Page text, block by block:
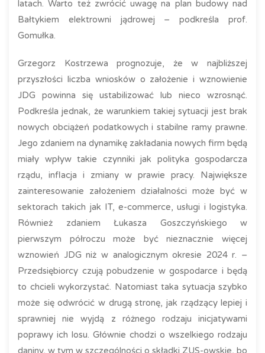
latach. Warto też zwrócić uwagę na plan budowy nad
Bałtykiem elektrowni jądrowej – podkreśla prof.
Gomułka.
Grzegorz Kostrzewa prognozuje, że w najbliższej
przyszłości liczba wniosków o założenie i wznowienie
JDG powinna się ustabilizować lub nieco wzrosnąć.
Podkreśla jednak, że warunkiem takiej sytuacji jest brak
nowych obciążeń podatkowych i stabilne ramy prawne.
Jego zdaniem na dynamikę zakładania nowych firm będą
miały wpływ takie czynniki jak polityka gospodarcza
rządu, inflacja i zmiany w prawie pracy. Największe
zainteresowanie założeniem działalności może być w
sektorach takich jak IT, e-commerce, usługi i logistyka.
Również zdaniem Łukasza Goszczyńskiego w
pierwszym półroczu może być nieznacznie więcej
wznowień JDG niż w analogicznym okresie 2024 r. –
Przedsiębiorcy czują pobudzenie w gospodarce i będą
to chcieli wykorzystać. Natomiast taka sytuacja szybko
może się odwrócić w drugą stronę, jak rządzący lepiej i
sprawniej nie wyjdą z różnego rodzaju inicjatywami
poprawy ich losu. Głównie chodzi o wszelkiego rodzaju
daniny, w tym w szczególności o składki ZUS-owskie, bo